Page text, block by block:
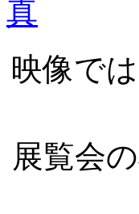
映像で
展覧会